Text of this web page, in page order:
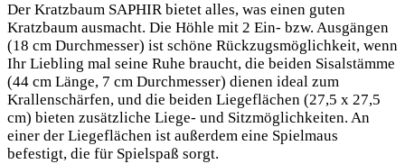
Der Kratzbaum SAPHIR bietet alles, was einen guten
Kratzbaum ausmacht. Die Höhle mit 2 Ein- bzw. Ausgängen
(18 cm Durchmesser) ist schöne Rückzugsmöglichkeit, wenn
Ihr Liebling mal seine Ruhe braucht, die beiden Sisalstämme
(44 cm Länge, 7 cm Durchmesser) dienen ideal zum
Krallenschärfen, und die beiden Liegeflächen (27,5 x 27,5
cm) bieten zusätzliche Liege- und Sitzmöglichkeiten. An
einer der Liegeflächen ist außerdem eine Spielmaus
befestigt, die für Spielspaß sorgt.